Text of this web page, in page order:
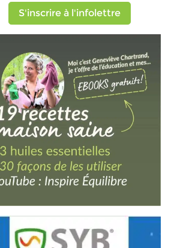
S'inscrire à l'infolettre